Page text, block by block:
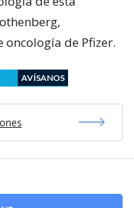
de Pfizer.
AVÍSANOS